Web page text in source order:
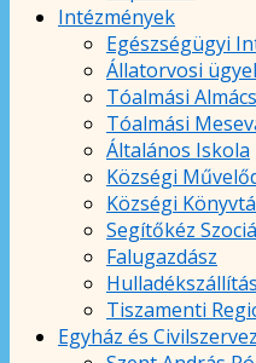
Intézmények
Egészségügyi
Állatorvosi
Tóalmási
Tóalmási
Általános Iskola
Községi
Községi
Segítőkéz
Falugazdász
Hulladékszállítás
Tiszamenti
Egyház és